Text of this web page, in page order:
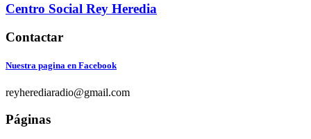
Centro Social Rey Heredia
Contactar
Nuestra pagina en Facebook
reyherediaradio@gmail.com
Páginas